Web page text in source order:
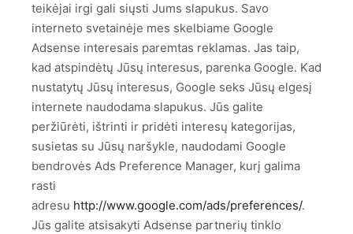
teikėjai irgi gali siųsti Jums slapukus. Savo
interneto svetainėje mes skelbiame Google
Adsense interesais paremtas reklamas. Jas taip,
kad atspindėtų Jūsų interesus, parenka Google. Kad
nustatytų Jūsų interesus, Google seks Jūsų elgesį
internete naudodama slapukus. Jūs galite
peržiūrėti, ištrinti ir pridėti interesų kategorijas,
susietas su Jūsų naršykle, naudodami Google
bendrovės Ads Preference Manager, kurį galima
rasti
adresu http://www.google.com/ads/preferences/.
Jūs galite atsisakyti Adsense partnerių tinklo